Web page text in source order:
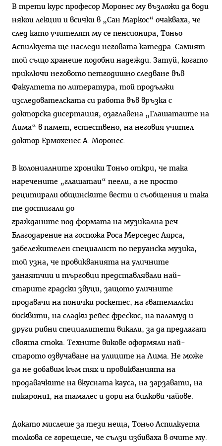
В трети курс професор Моронес му възложи да води
някои лекции и всички в „Сан Маркос“ очакваха, че
след като учителят му се пенсионира, Тоньо
Аспилкуета ще наследи неговата катедра. Самият
той също хранеше подобни надежди. Затуй, когато
приключи неговото петгодишно следване във
Факултета по литература, той продължи
изследователската си работа във връзка с
докторска дисертация, озаглавена „Глашатаите на
Лима“ в памет, естествено, на неговия учител
доктор Ермохенес А. Моронес.
В колониалните хроники Тоньо откри, че така
наречените „глашатаи“ пеели, а не просто
рецитирали общинските вести и съобщения и така
те достигали до
гражданите под формата на музикална реч.
Благодарение на госпожа Роса Мерседес Аярса,
забележителен специалист по перуанска музика,
той узна, че провикванията на уличните
занаятчии и търговци представлявали най-
старите градски звуци, защото уличните
продавачи на понички роскетес, на гватемалски
бисквити, на сладки рейес фрескос, на паламуд и
други рибни специалитети викали, за да предлагат
своята стока. Техните викове оформяли най-
старото озвучаване на улиците на Лима. Не може
да не добавим към тях и провикванията на
продавачките на вкусната кауса, на зарзавати, на
пикарони1, на тамалес и дори на билкови чайове.
Докато мислеше за тези неща, Тоньо Аспилкуета
толкова се горещеше, че сълзи избиваха в очите му.